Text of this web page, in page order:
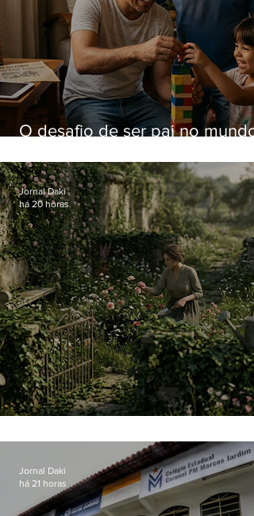
O desafio de ser pai no mundo
Jornal Daki
há 20 horas
Jornal Daki
há 21 horas